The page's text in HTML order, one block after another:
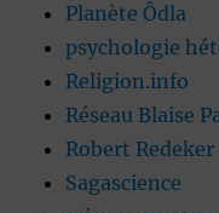
Planète Ôdla
psychologie
Religion.info
Réseau Blaise
Robert Redeker
Sagascience